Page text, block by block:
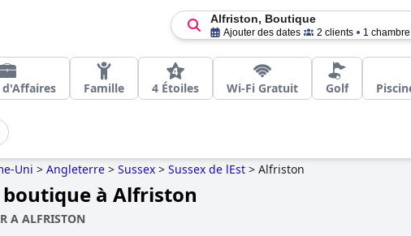
Alfriston, Boutique
Ajouter des dates 2 clients 1 chambre
d'Affaires Famille 4 Étoiles Wi-Fi Gratuit Golf
Uni > Angleterre > Sussex > Sussex de lEst > Alfriston
boutique à Alfriston
A ALFRISTON